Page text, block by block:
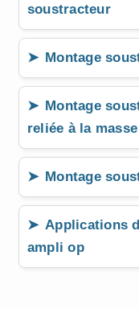
soustracteur
Montage
Montage
reliée à la masse
Montage
Applications
ampli op